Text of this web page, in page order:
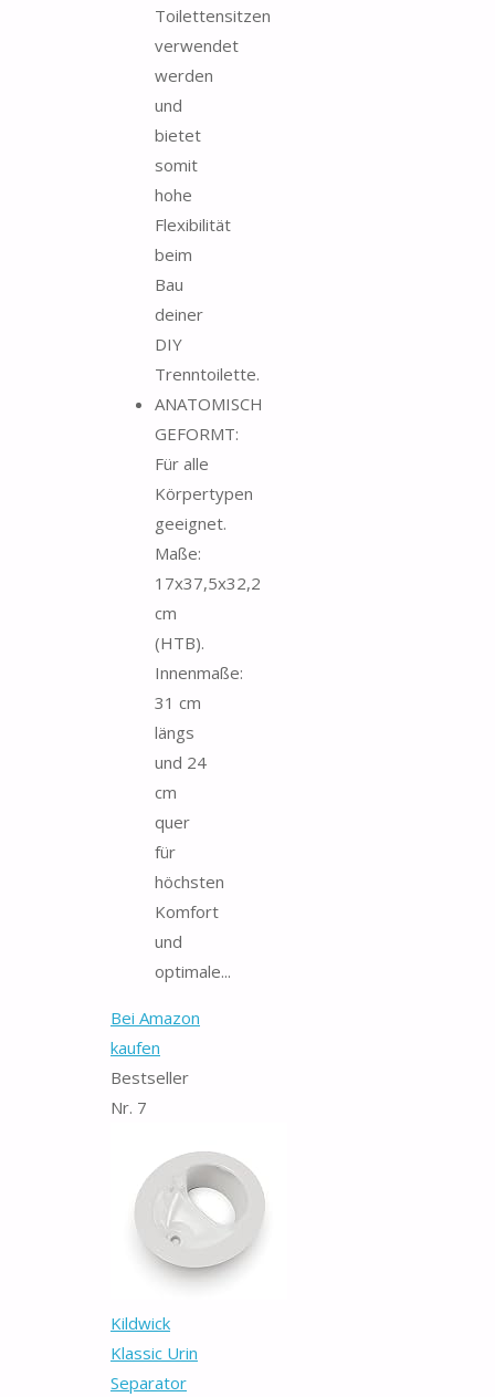
Toilettensitzen
verwendet
werden
und
bietet
somit
hohe
Flexibilität
beim
Bau
deiner
DIY
Trenntoilette.
ANATOMISCH
GEFORMT:
Für alle
Körpertypen
geeignet.
Maße:
17x37,5x32,2
cm
(HTB).
Innenmaße:
31 cm
längs
und 24
cm
quer
für
höchsten
Komfort
und
optimale...
Bei Amazon
kaufen
Bestseller
Nr. 7
Kildwick
Klassic Urin
Separator